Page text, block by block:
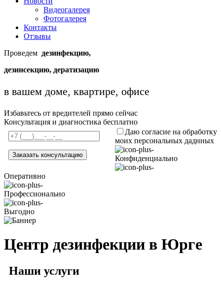
Видеогалерея
Фотогалерея
Контакты
Отзывы
Проведем дезинфекцию,
дезинсекцию, дератизацию
в вашем доме, квартире, офисе
Избавьтесь от вредителей прямо сейчас
Консультация и диагностика бесплатно
Даю согласие на обработку
моих персональных даднных
Конфиденциально
Оперативно
Профессионально
Выгодно
Центр дезинфекции в Юрге
Наши услуги